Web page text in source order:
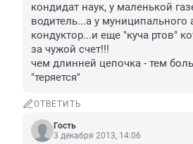
кондидат наук, у маленькой
водитель...а у муниципального
кондуктор...и еще "куча ртов"
за чужой счет!!!
чем длинней цепочка - тем
"теряется"
ОТВЕТИТЬ
Гость
3 декабря 2013, 14:06